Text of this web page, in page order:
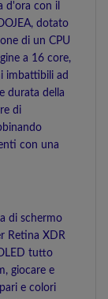
d'ora con il
dotato
di un CPU
a 16 core,
imbattibili ad
durata della
di
con una
di schermo
Retina XDR
tutto
giocare e
e colori